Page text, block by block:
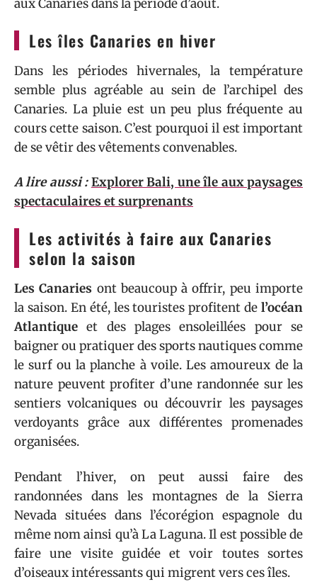
aux Canaries dans la période d’août.
Les îles Canaries en hiver
Dans les périodes hivernales, la température
semble plus agréable au sein de l’archipel des
Canaries. La pluie est un peu plus fréquente au
cours cette saison. C’est pourquoi il est important
de se vêtir des vêtements convenables.
A lire aussi : Explorer Bali, une île aux paysages
spectaculaires et surprenants
Les activités à faire aux Canaries
selon la saison
Les Canaries ont beaucoup à offrir, peu importe
la saison. En été, les touristes profitent de l’océan
Atlantique et des plages ensoleillées pour se
baigner ou pratiquer des sports nautiques comme
le surf ou la planche à voile. Les amoureux de la
nature peuvent profiter d’une randonnée sur les
sentiers volcaniques ou découvrir les paysages
verdoyants grâce aux différentes promenades
organisées.
Pendant l’hiver, on peut aussi faire des
randonnées dans les montagnes de la Sierra
Nevada situées dans l’écorégion espagnole du
même nom ainsi qu’à La Laguna. Il est possible de
faire une visite guidée et voir toutes sortes
d’oiseaux intéressants qui migrent vers ces îles.